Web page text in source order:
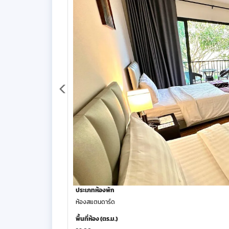
ประเภทห้องพัก
ห้องสแตนดาร์ด
พื้นที่ห้อง (ตร.ม.)